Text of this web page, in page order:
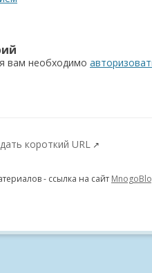
вам необходимо
короткий URL ↗
- ссылка на сайт